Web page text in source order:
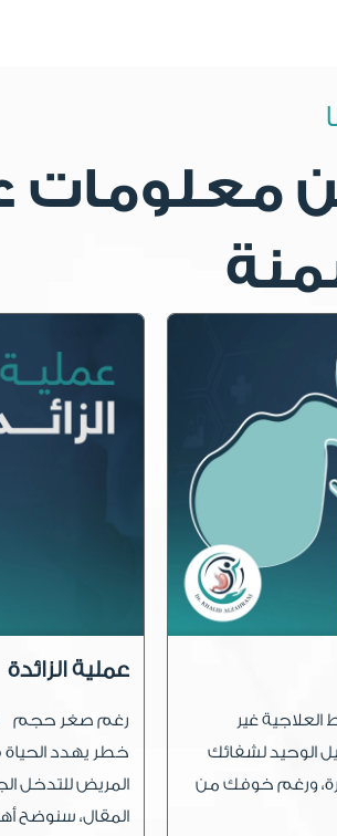
معلومات
غير
الوحيد لشفائك
ورغم خوفك من
عملية الزائدة
رغم صغر حجم
خطر يهدد
المريض للتدخل
المقال، سنوضح